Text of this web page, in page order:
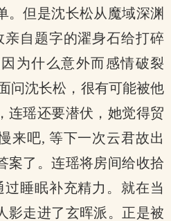
。但是沈长松从魔域深渊
亲自题字的濯身石给打碎
为什么意外而感情破裂
问沈长松，很有可能被他
连瑶还要潜伏，她觉得贸
来吧, 等下一次云君故出
案了。连瑶将房间给收拾
睡眠补充精力。就在当
影走进了玄晖派。正是被